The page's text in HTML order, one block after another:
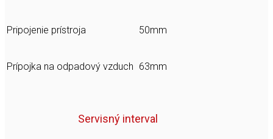
Pripojenie prístroja 50mm
Prípojka na odpadový vzduch 63mm
Servisný interval